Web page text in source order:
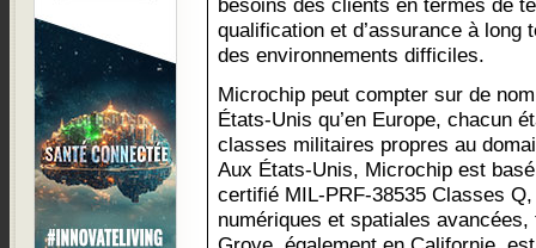
besoins des clients en termes de
qualification et d’assurance à
des environnements difficiles.
Microchip peut compter sur de
États-Unis qu’en Europe, chacun
classes militaires propres au
Aux États-Unis, Microchip est
certifié MIL-PRF-38535 Classes
numériques et spatiales